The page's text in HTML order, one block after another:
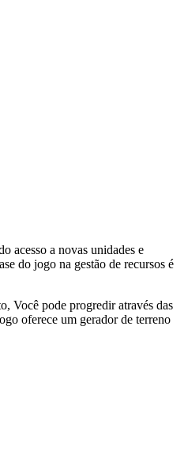
acesso a novas unidades e
do jogo na gestão de recursos é
Você pode progredir através das
oferece um gerador de terreno